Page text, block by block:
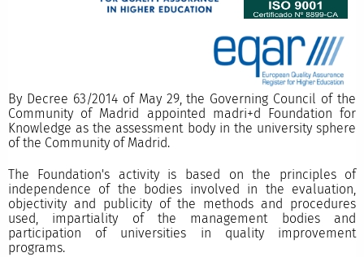
By Decree 63/2014 of May 29, the Governing Council of the
Community of Madrid appointed madri+d Foundation for
Knowledge as the assessment body in the university sphere
of the Community of Madrid.
The Foundation's activity is based on the principles of
independence of the bodies involved in the evaluation,
objectivity and publicity of the methods and procedures
used, impartiality of the management bodies and
participation of universities in quality improvement
programs.